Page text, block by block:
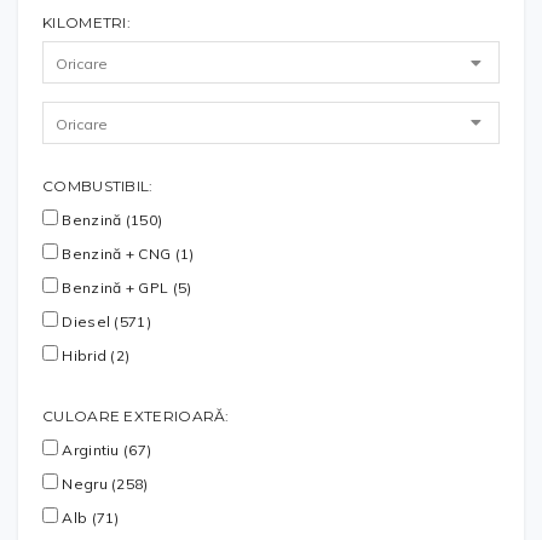
KILOMETRI:
COMBUSTIBIL:
Benzină (150)
Benzină + CNG (1)
Benzină + GPL (5)
Diesel (571)
Hibrid (2)
CULOARE EXTERIOARĂ:
Argintiu (67)
Negru (258)
Alb (71)